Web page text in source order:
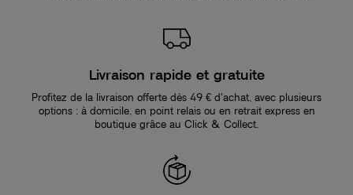
Livraison rapide et gratuite
Profitez de la livraison offerte dès 49 € d’achat, avec plusieurs
options : à domicile, en point relais ou en retrait express en
boutique grâce au Click & Collect.